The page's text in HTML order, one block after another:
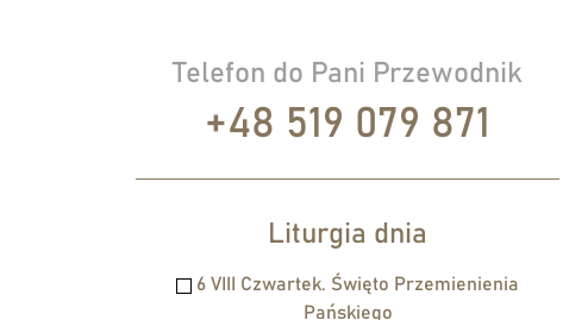
Telefon do Pani Przewodnik
+48 519 079 871
Liturgia dnia
6 VIII Czwartek. Święto Przemienienia
Pańskiego